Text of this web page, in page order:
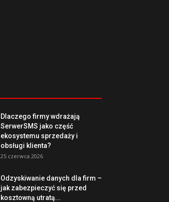
Dlaczego firmy wdrażają
SerwerSMS jako część
ekosystemu sprzedaży i
obsługi klienta?
25 czerwca 2026
Odzyskiwanie danych dla firm –
jak zabezpieczyć się przed
kosztowną utratą...